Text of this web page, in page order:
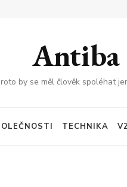
Antiba
by se měl člověk spoléhat
TECHNIKA